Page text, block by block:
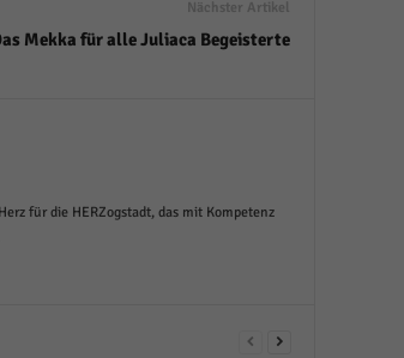
Nächster Artikel
Mekka für alle Juliaca Begeisterte
für die HERZogstadt, das mit Kompetenz